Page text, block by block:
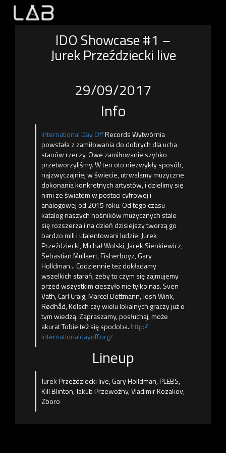
IDO Showcase #1 –
Jurek Przeździecki live
29/09/2017
Info
International Day OffRecords Wytwórnia
powstała z zamiłowania do dobrych dla ucha
stanów rzeczy. Owe zamiłowanie szybko
przetworzyliśmy. W ten oto niezwykły sposób,
najzwyczajniej w świecie, utrwalamy muzyczne
dokonania konkretnych artystów, i dzielimy się
nimi ze światem w postaci cyfrowej i
analogowej od 2015 roku. Od tego czasu
katalog naszych nośników muzycznych stale
się rozszerza i na dzień dzisiejszy tworzą go
bardzo mili i utalentowani ludzie: Jurek
Przeździecki, Michał Wolski, Jacek Sienkiewicz,
Sebastian Mullaert, Fisherboyz, Gary
Holldman... Codziennie też dokładamy
wszelkich starań, żeby to czym się zajmujemy
przed wszystkim cieszyło nietylko nas. Sven
Vath, Carl Craig, Marcel Dettmann, Josh Wink,
Rødhåd, Kölsch czy wielu lokalnych graczy już o
tym wiedzą. Zapraszamy, posłuchaj, może
akurat Tobie też się spodoba. http://
internationaldayoff.org/
Lineup
Jurek Przeździecki live, Gary Holldman, PLEBS,
Kill Blinton, Jakub Przewoźny, Vladimir Kozakov,
Zboro